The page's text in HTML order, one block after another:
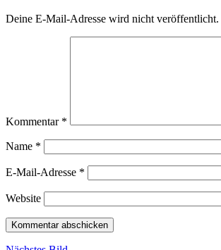
Deine E-Mail-Adresse wird nicht veröffentlicht.
Kommentar *
Name *
E-Mail-Adresse *
Website